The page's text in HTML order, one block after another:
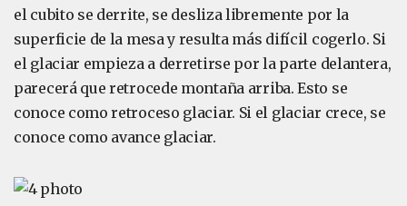
el cubito se derrite, se desliza libremente por la
superficie de la mesa y resulta más difícil cogerlo. Si
el glaciar empieza a derretirse por la parte delantera,
parecerá que retrocede montaña arriba. Esto se
conoce como retroceso glaciar. Si el glaciar crece, se
conoce como avance glaciar.